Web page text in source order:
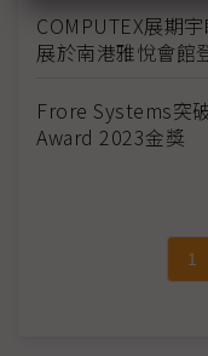
COMPUTEX展期
展於南港雅悅會館
Frore Systems突
Award 2023金獎
1